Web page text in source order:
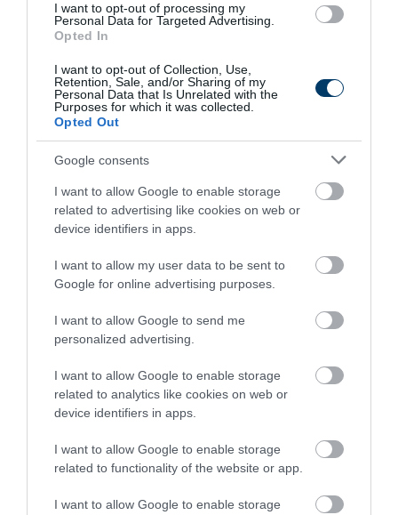
I want to opt-out of processing my
Personal Data for Targeted Advertising.
Opted In
I want to opt-out of Collection, Use,
Retention, Sale, and/or Sharing of my
Personal Data that Is Unrelated with the
Purposes for which it was collected.
Opted Out
Google consents
I want to allow Google to enable storage
related to advertising like cookies on web or
device identifiers in apps.
I want to allow my user data to be sent to
Google for online advertising purposes.
I want to allow Google to send me
personalized advertising.
I want to allow Google to enable storage
related to analytics like cookies on web or
device identifiers in apps.
I want to allow Google to enable storage
related to functionality of the website or app.
I want to allow Google to enable storage
2 h 0 min
One Teaspoon And All The Worms In The Body
454 166 271
3 h 15 min